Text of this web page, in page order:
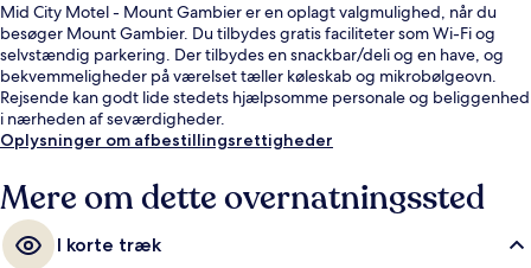
Mid City Motel - Mount Gambier er en oplagt valgmulighed, når du
besøger Mount Gambier. Du tilbydes gratis faciliteter som Wi-Fi og
selvstændig parkering. Der tilbydes en snackbar/deli og en have, og
bekvemmeligheder på værelset tæller køleskab og mikrobølgeovn.
Rejsende kan godt lide stedets hjælpsomme personale og beliggenhed
i nærheden af seværdigheder.
Oplysninger om afbestillingsrettigheder
Mere om dette overnatningssted
I korte træk